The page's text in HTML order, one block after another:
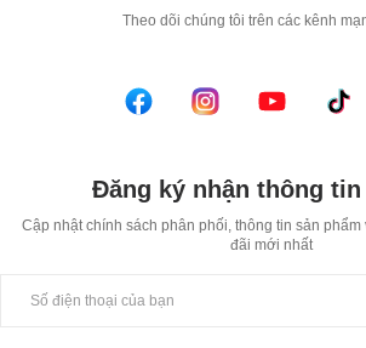
Theo dõi chúng tôi trên các kênh
Đăng ký nhận thông tin
Cập nhật chính sách phân phối, thông tin sản
đãi mới nhất